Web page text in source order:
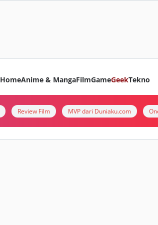
HomeAnime & MangaFilmGameGeekTekno
Review Film MVP dari Duniaku.com